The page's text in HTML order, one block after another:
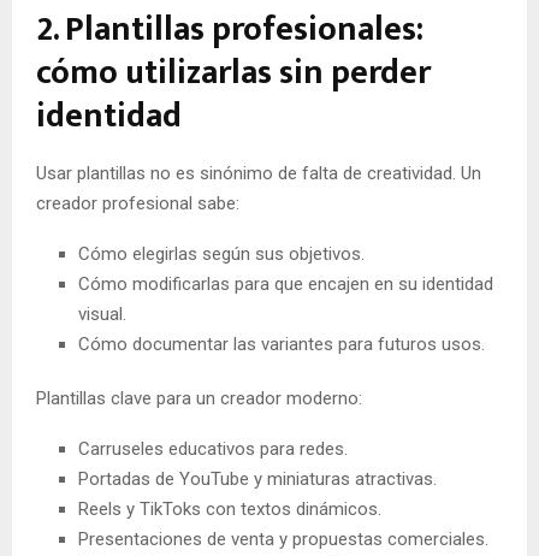
2. Plantillas profesionales:
cómo utilizarlas sin perder
identidad
Usar plantillas no es sinónimo de falta de creatividad. Un
creador profesional sabe:
Cómo elegirlas según sus objetivos.
Cómo modificarlas para que encajen en su identidad
visual.
Cómo documentar las variantes para futuros usos.
Plantillas clave para un creador moderno:
Carruseles educativos para redes.
Portadas de YouTube y miniaturas atractivas.
Reels y TikToks con textos dinámicos.
Presentaciones de venta y propuestas comerciales.